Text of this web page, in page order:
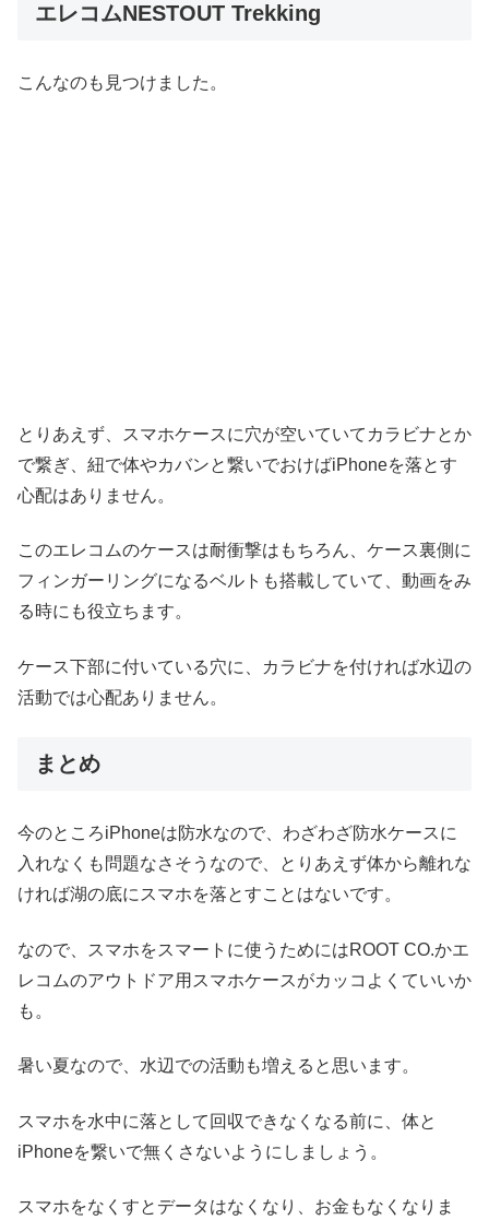
エレコムNESTOUT Trekking
こんなのも見つけました。
とりあえず、スマホケースに穴が空いていてカラビナとか
で繋ぎ、紐で体やカバンと繋いでおけばiPhoneを落とす
心配はありません。
このエレコムのケースは耐衝撃はもちろん、ケース裏側に
フィンガーリングになるベルトも搭載していて、動画をみ
る時にも役立ちます。
ケース下部に付いている穴に、カラビナを付ければ水辺の
活動では心配ありません。
まとめ
今のところiPhoneは防水なので、わざわざ防水ケースに
入れなくも問題なさそうなので、とりあえず体から離れな
ければ湖の底にスマホを落とすことはないです。
なので、スマホをスマートに使うためにはROOT CO.かエ
レコムのアウトドア用スマホケースがカッコよくていいか
も。
暑い夏なので、水辺での活動も増えると思います。
スマホを水中に落として回収できなくなる前に、体と
iPhoneを繋いで無くさないようにしましょう。
スマホをなくすとデータはなくなり、お金もなくなりま